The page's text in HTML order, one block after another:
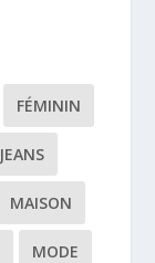
FÉMININ
JEANS
MAISON
MODE